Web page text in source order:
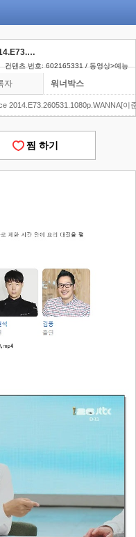
[JTBC] 냉장고를 부탁해 since 2014.E73.260531.1080p.WANNA[이준영, 신예은]
컨텐츠 번호: 602165331 / 동영상>예능
자 워너박스
2014.E73.260531.1080p.WANNA[이
찜 하기